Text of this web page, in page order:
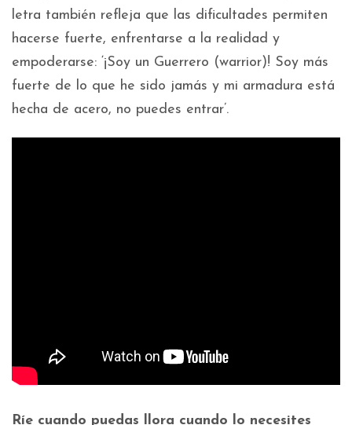
letra también refleja que las dificultades permiten
hacerse fuerte, enfrentarse a la realidad y
empoderarse: ‘¡Soy un Guerrero (warrior)! Soy más
fuerte de lo que he sido jamás y mi armadura está
hecha de acero, no puedes entrar’.
Ríe cuando puedas llora cuando lo necesites